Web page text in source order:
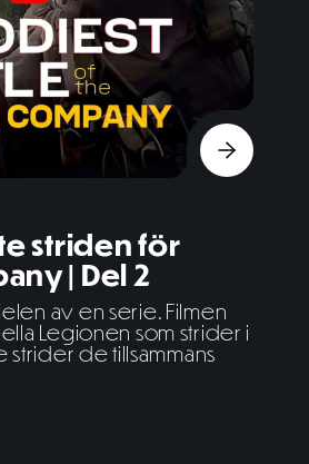
striden för
| Del 2
av en serie. Filmen
Legionen som strider i
strider de tillsammans